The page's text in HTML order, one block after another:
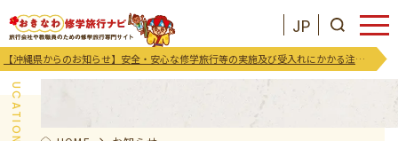
JP
【沖縄県からのお知らせ】安全・安心な修学旅行等の実施及び受入れにかかる注意喚起及び御協力のお願い
お知らせ